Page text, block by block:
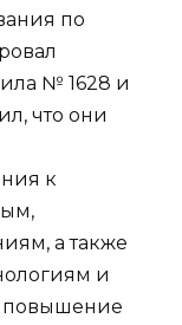
по
№ 1628 и
что они
к
а также
и
повышение